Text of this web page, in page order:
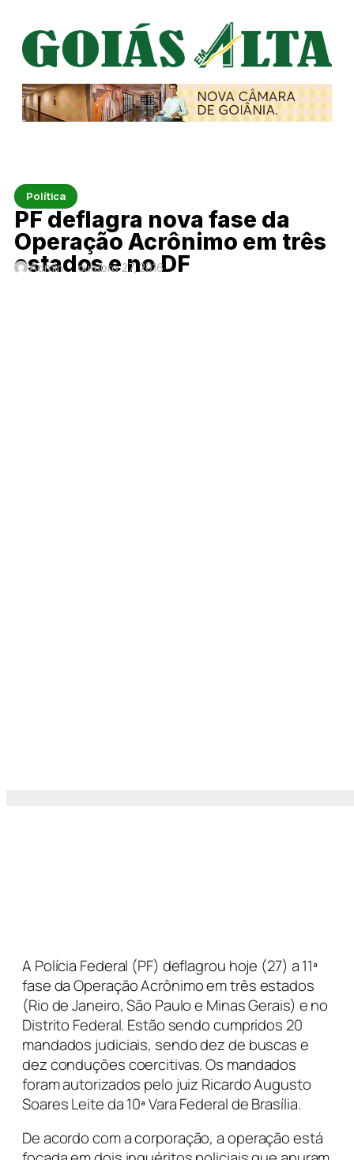
Política
PF deflagra nova fase da
Operação Acrônimo em três
estados e no DF
Admin outubro 27, 2016
A Polícia Federal (PF) deflagrou hoje (27) a 11ª
fase da Operação Acrônimo em três estados
(Rio de Janeiro, São Paulo e Minas Gerais) e no
Distrito Federal. Estão sendo cumpridos 20
mandados judiciais, sendo dez de buscas e
dez conduções coercitivas. Os mandados
foram autorizados pelo juiz Ricardo Augusto
Soares Leite da 10ª Vara Federal de Brasília.
De acordo com a corporação, a operação está